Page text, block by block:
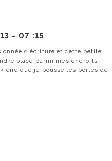
- 07 :15
d’écriture et cette petite
place parmi mes endroits
end que je pousse les portes de